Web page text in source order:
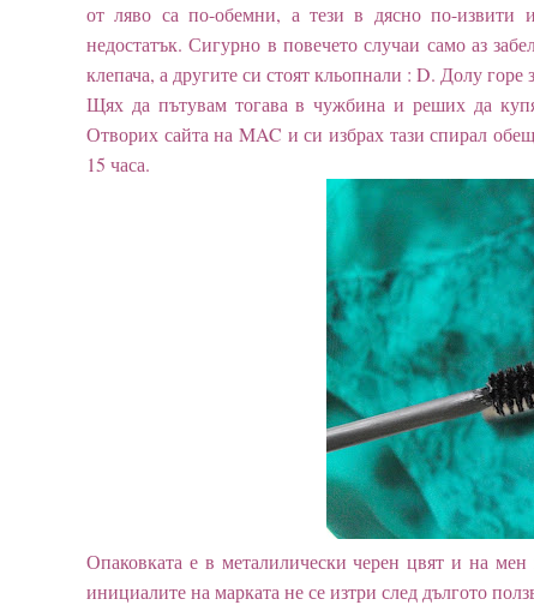
от ляво са по-обемни, а тези в дясно по-извити
недостатък. Сигурно в повечето случаи само аз
клепача, а другите си стоят кльопнали : D. Долу горе
Щях да пътувам тогава в чужбина и реших да
Отворих сайта на MAC и си избрах тази спирал
15 часа.
Опаковката е в металилически черен цвят и на
инициалите на марката не се изтри след дългото